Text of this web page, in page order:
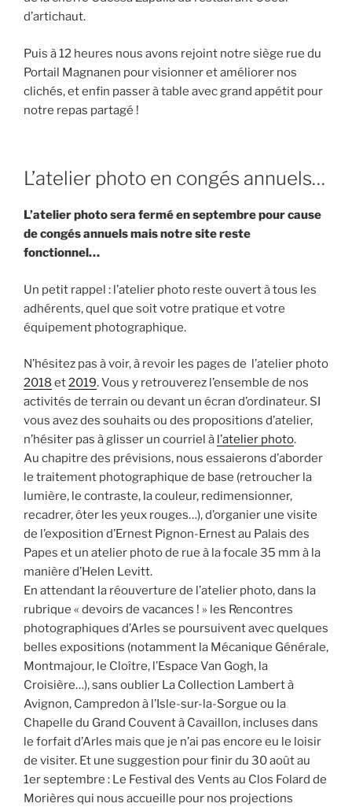
d’artichaut.
Puis à 12 heures nous avons rejoint notre siège rue du
Portail Magnanen pour visionner et améliorer nos
clichés, et enfin passer à table avec grand appétit pour
notre repas partagé !
L’atelier photo en congés annuels…
L’atelier photo sera fermé en septembre pour cause
de congés annuels mais notre site reste
fonctionnel…
Un petit rappel : l’atelier photo reste ouvert à tous les
adhérents, quel que soit votre pratique et votre
équipement photographique.
N’hésitez pas à voir, à revoir les pages de l’atelier photo
2018 et2019. Vous y retrouverez l’ensemble de nos
activités de terrain ou devant un écran d’ordinateur. SI
vous avez des souhaits ou des propositions d’atelier,
n’hésiter pas à glisser un courriel à l’atelier photo.
Au chapitre des prévisions, nous essaierons d’aborder
le traitement photographique de base (retroucher la
lumière, le contraste, la couleur, redimensionner,
recadrer, ôter les yeux rouges…), d’organier une visite
de l’exposition d’Ernest Pignon-Ernest au Palais des
Papes et un atelier photo de rue à la focale 35 mm à la
manière d’Helen Levitt.
En attendant la réouverture de l’atelier photo, dans la
rubrique « devoirs de vacances ! » les Rencontres
photographiques d’Arles se poursuivent avec quelques
belles expositions (notamment la Mécanique Générale,
Montmajour, le Cloître, l’Espace Van Gogh, la
Croisière…), sans oublier La Collection Lambert à
Avignon, Campredon à l’Isle-sur-la-Sorgue ou la
Chapelle du Grand Couvent à Cavaillon, incluses dans
le forfait d’Arles mais que je n’ai pas encore eu le loisir
de visiter. Et une suggestion pour finir du 30 août au
1er septembre : Le Festival des Vents au Clos Folard de
Morières qui nous accueille pour nos projections